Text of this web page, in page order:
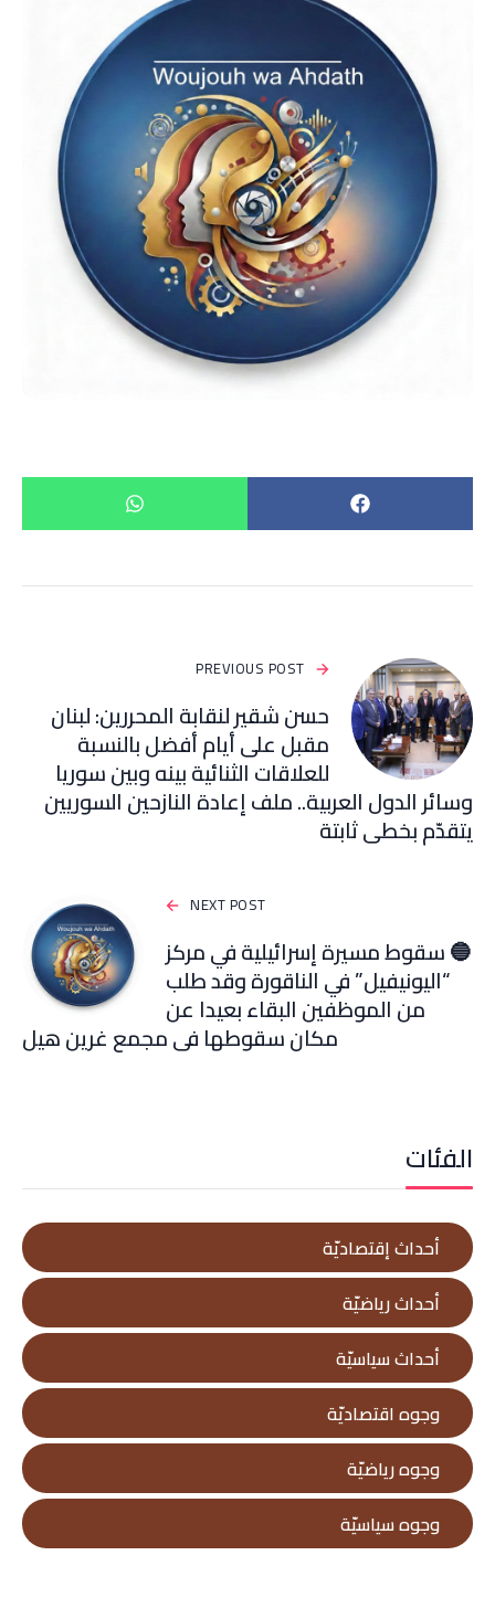
PREVIOUS POST
حسن شقير لنقابة المحررين: لبنان
مقبل على أيام أفضل بالنسبة
للعلاقات الثنائية بينه وبين سوريا
وسائر الدول العربية.. ملف إعادة النازحين السوريين
يتقدّم بخطى ثابتة
NEXT POST
🔵 سقوط مسيرة إسرائيلية في مركز
“اليونيفيل” في الناقورة وقد طلب
من الموظفين البقاء بعيدا عن
مكان سقوطها في مجمع غرين هيل
الفئات
أحداث إقتصاديّة
أحداث رياضيّة
أحداث سياسيّة
وجوه اقتصاديّة
وجوه رياضيّة
وجوه سياسيّة